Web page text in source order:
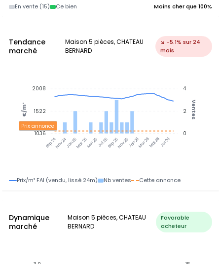
En vente (15) Ce bien Moins cher que 100%
Tendance
marché
Maison 5 pièces, CHATEAU
BERNARD
↘ -5.1% sur 24
mois
Sep 24Nov 24Jan 25Mar 25Mai 25Jul 25Sep 25Nov 25Jan 26Mar 26Mai 26Jul 26
Prix annonce
4
2
0
Ventes
2008
1522
1036
€/m²
Prix/m² FAI (vendu, lissé 24m) Nb ventes Cette annonce
Dynamique
marché
Maison 5 pièces, CHATEAU
BERNARD
Favorable
acheteur